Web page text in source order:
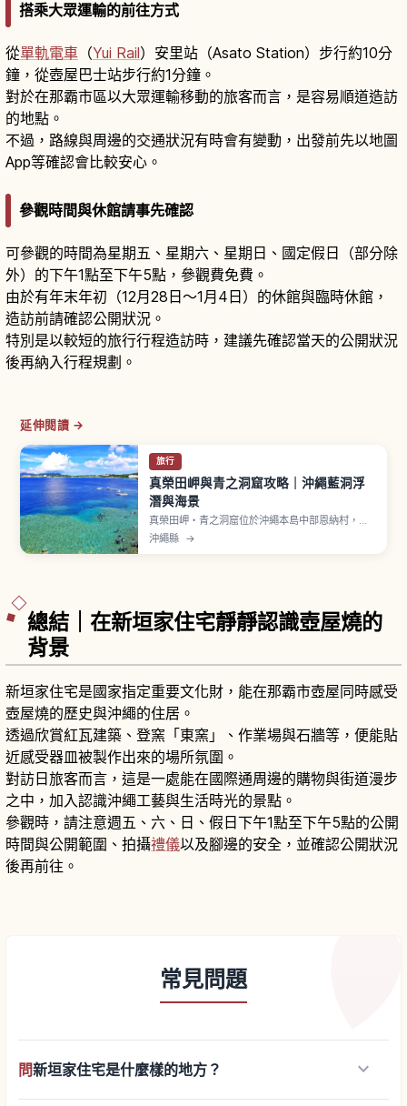
搭乘大眾運輸的前往方式
從單軌電車 （Yui Rail）安里站（Asato Station）步行約10分
鐘，從壺屋巴士站步行約1分鐘。
對於在那霸市區以大眾運輸移動的旅客而言，是容易順道造訪
的地點。
不過，路線與周邊的交通狀況有時會有變動，出發前先以地圖
App等確認會比較安心。
參觀時間與休館請事先確認
可參觀的時間為星期五、星期六、星期日、國定假日（部分除
外）的下午1點至下午5點，參觀費免費。
由於有年末年初（12月28日〜1月4日）的休館與臨時休館，
造訪前請確認公開狀況。
特別是以較短的旅行行程造訪時，建議先確認當天的公開狀況
後再納入行程規劃。
延伸閱讀 →
旅行
真榮田岬與青之洞窟攻略｜沖繩藍洞浮
潛與海景
真榮田岬・青之洞窟位於沖繩本島中部恩納村，從
那霸機場開車約1〜1.5小時。岬下方有海蝕形成的
「青之洞窟」，洞內海水反射陽光呈現夢幻青藍
沖繩縣 →
總結｜在新垣家住宅靜靜認識壺屋燒的
背景
新垣家住宅是國家指定重要文化財，能在那霸市壺屋同時感受
壺屋燒的歷史與沖繩的住居。
透過欣賞紅瓦建築、登窯「東窯」、作業場與石牆等，便能貼
近感受器皿被製作出來的場所氛圍。
對訪日旅客而言，這是一處能在國際通周邊的購物與街道漫步
之中，加入認識沖繩工藝與生活時光的景點。
參觀時，請注意週五、六、日、假日下午1點至下午5點的公開
時間與公開範圍、拍攝禮儀以及腳邊的安全，並確認公開狀況
後再前往。
常見問題
問新垣家住宅是什麼樣的地方？ keyboard_arrow_down